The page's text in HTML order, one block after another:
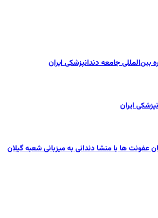
ها با منشا دندانی به میزبانی شعبه گیلان